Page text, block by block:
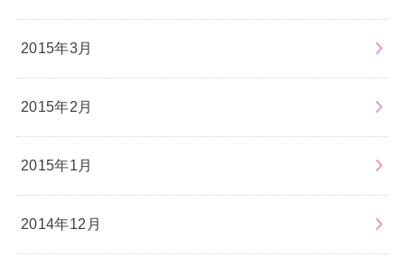
2015年3月
2015年2月
2015年1月
2014年12月